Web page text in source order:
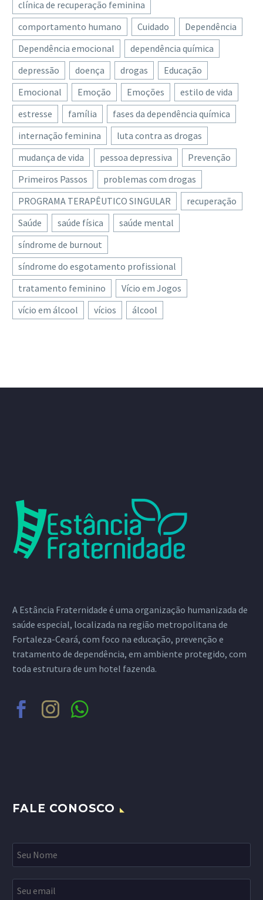
clínica de recuperação feminina
comportamento humano
Cuidado
Dependência
Dependência emocional
dependência química
depressão
doença drogas
Educação
Emocional
Emoção Emoções
estilo de vida
estresse
família
fases da dependência química
internação feminina
luta contra as drogas
mudança de vida
pessoa depressiva
Prevenção
Primeiros Passos
problemas com drogas
PROGRAMA TERAPÊUTICO SINGULAR
recuperação
Saúde
saúde física
saúde mental
síndrome de burnout
síndrome do esgotamento profissional
tratamento feminino
Vício em Jogos
vício em álcool
vícios álcool
A Estância Fraternidade é uma organização humanizada de
saúde especial, localizada na região metropolitana de
Fortaleza-Ceará, com foco na educação, prevenção e
tratamento de dependência, em ambiente protegido, com
toda estrutura de um hotel fazenda.
FALE CONOSCO